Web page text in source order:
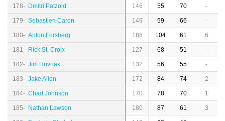
178- Dmitri Patzold 146 55 70 -
179- Sebastien Caron 149 59 66 -
180- Anton Forsberg 186 104 61 6
181- Rick St. Croix 127 68 51 -
182- Jim Hrivnak 132 56 55 -
183- Jake Allen 172 84 74 2
184- Chad Johnson 170 78 70 1
185- Nathan Lawson 180 87 61 3